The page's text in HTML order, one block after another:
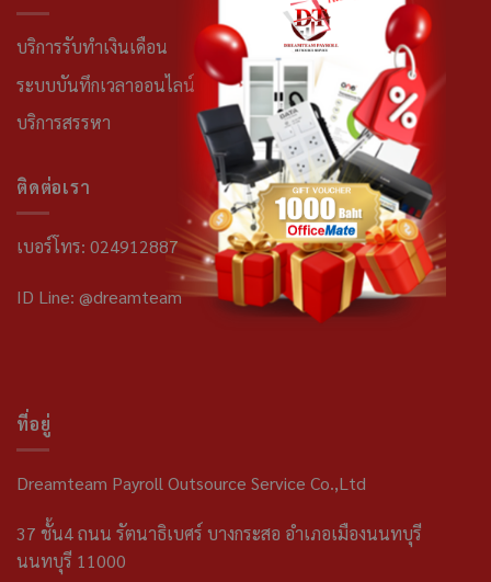
บริการรับทำเงินเดือน
ระบบบันทึกเวลาออนไลน์
บริการสรรหา
ติดต่อเรา
เบอร์โทร: 024912887
ID Line: @dreamteam
ที่อยู่
Dreamteam Payroll Outsource Service Co.,Ltd
37 ชั้น4 ถนน รัตนาธิเบศร์ บางกระสอ อำเภอเมืองนนทบุรี
นนทบุรี 11000